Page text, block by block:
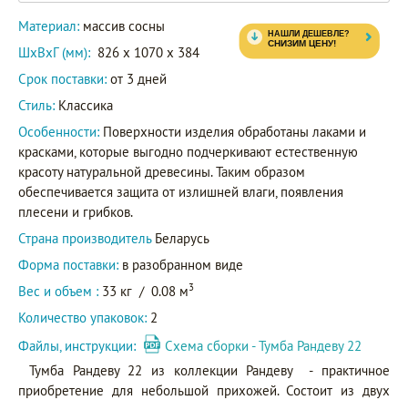
Материал: массив сосны
ШxВxГ (мм): 826 x 1070 x 384
Срок поставки: от 3 дней
Стиль: Классика
Особенности: Поверхности изделия обработаны лаками и
красками, которые выгодно подчеркивают естественную
красоту натуральной древесины. Таким образом
обеспечивается защита от излишней влаги, появления
плесени и грибков.
Страна производитель Беларусь
Форма поставки: в разобранном виде
Вес и объем : 33 кг / 0.08 м3
Количество упаковок: 2
Файлы, инструкции:
Схема сборки - Тумба Рандеву 22
Тумба Рандеву 22 из коллекции Рандеву - практичное
приобретение для небольшой прихожей. Состоит из двух